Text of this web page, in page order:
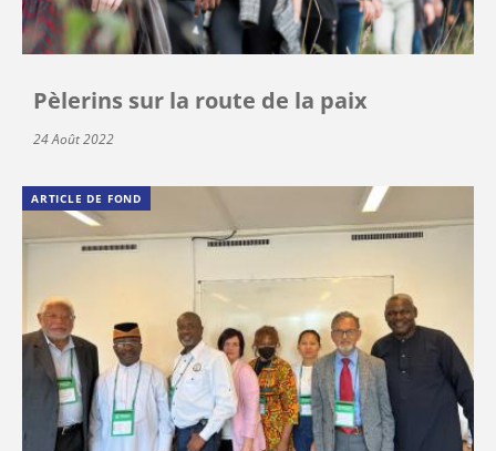
Pèlerins sur la route de la paix
24 Août 2022
ARTICLE DE FOND